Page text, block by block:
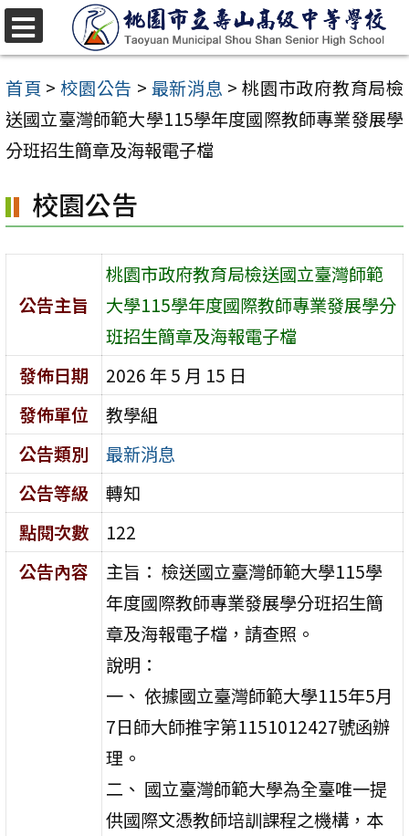
跳
至
主
要
內
區
首頁 > 校園公告 > 最新消息 > 桃園市政府教育局檢
送國立臺灣師範大學115學年度國際教師專業發展學
分班招生簡章及海報電子檔
校園公告
公告主旨
桃園市政府教育局檢送國立臺灣師範
大學115學年度國際教師專業發展學分
班招生簡章及海報電子檔
發佈日期
2026 年 5 月 15 日
發佈單位
教學組
公告類別
最新消息
公告等級
轉知
點閱次數
122
公告內容
主旨： 檢送國立臺灣師範大學115學
年度國際教師專業發展學分班招生簡
章及海報電子檔，請查照。
說明：
一、 依據國立臺灣師範大學115年5月
7日師大師推字第1151012427號函辦
理。
二、 國立臺灣師範大學為全臺唯一提
供國際文憑教師培訓課程之機構，本
選
單